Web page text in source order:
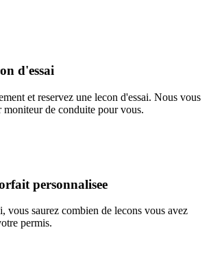
d'essai
et reservez une lecon d'essai. Nous vous
moniteur de conduite pour vous.
personnalisee
vous saurez combien de lecons vous avez
permis.